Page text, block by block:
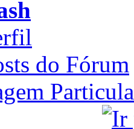
do Fórum